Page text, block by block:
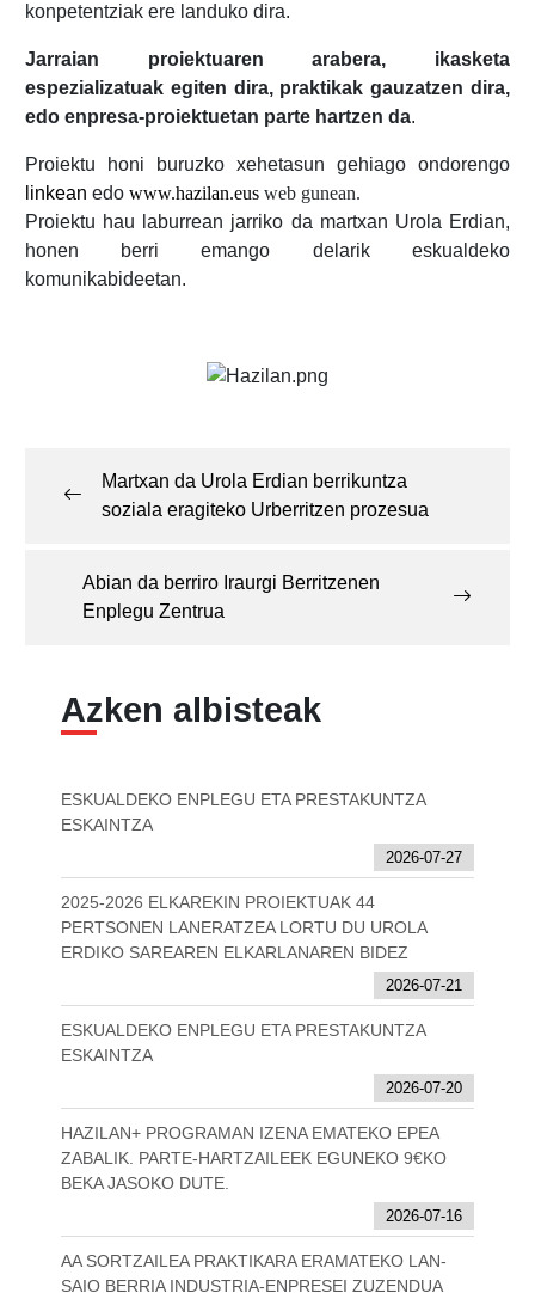
konpetentziak ere landuko dira.
Jarraian proiektuaren arabera, ikasketa
espezializatuak egiten dira, praktikak gauzatzen dira,
edo enpresa-proiektuetan parte hartzen da.
Proiektu honi buruzko xehetasun gehiago ondorengo
linkean edo www.hazilan.eusweb gunean.
Proiektu hau laburrean jarriko da martxan Urola Erdian,
honen berri emango delarik eskualdeko
komunikabideetan.
Martxan da Urola Erdian berrikuntza
soziala eragiteko Urberritzen prozesua
Abian da berriro Iraurgi Berritzenen
Enplegu Zentrua
Azken albisteak
ESKUALDEKO ENPLEGU ETA PRESTAKUNTZA
ESKAINTZA
2026-07-27
2025-2026 ELKAREKIN PROIEKTUAK 44
PERTSONEN LANERATZEA LORTU DU UROLA
ERDIKO SAREAREN ELKARLANAREN BIDEZ
2026-07-21
ESKUALDEKO ENPLEGU ETA PRESTAKUNTZA
ESKAINTZA
2026-07-20
HAZILAN+ PROGRAMAN IZENA EMATEKO EPEA
ZABALIK. PARTE-HARTZAILEEK EGUNEKO 9€KO
BEKA JASOKO DUTE.
2026-07-16
AA SORTZAILEA PRAKTIKARA ERAMATEKO LAN-
SAIO BERRIA INDUSTRIA-ENPRESEI ZUZENDUA